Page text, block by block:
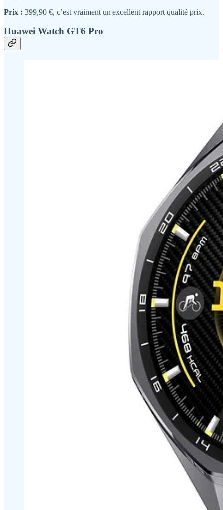
Prix : 399,90 €, c’est vraiment un excellent rapport qualité prix.
Huawei Watch GT6 Pro